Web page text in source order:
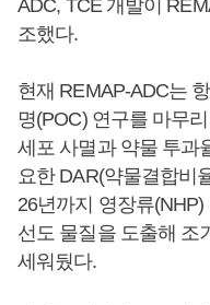
ADC, TCE 개발이
조했다.
현재 REMAP-ADC는
명(POC) 연구를 마무
세포 사멸과 약물 투과
요한 DAR(약물결합비
26년까지 영장류
선도 물질을 도출해 조
세워뒀다.